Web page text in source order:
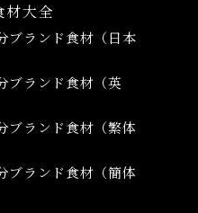
材大全
ブランド食材（日本
ブランド食材（英
ブランド食材（繁体
ブランド食材（簡体